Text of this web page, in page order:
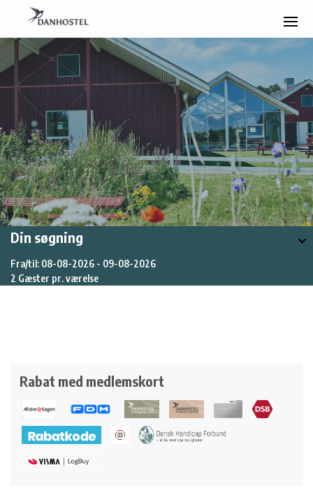
Din søgning
Fra/til: 08-08-2026 - 09-08-2026
2 Gæster pr. værelse
Rabat med medlemskort